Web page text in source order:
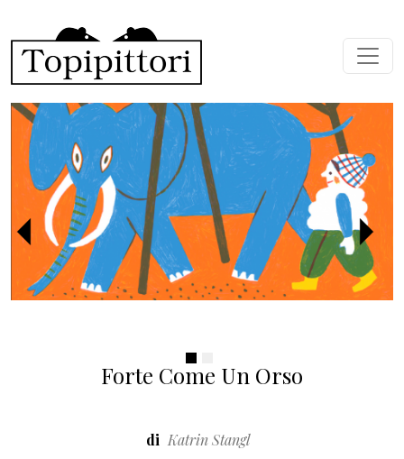
Precedente
Forte Come Un Orso
di Katrin Stangl